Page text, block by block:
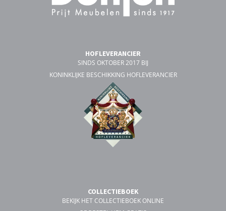
HOFLEVERANCIER
SINDS OKTOBER 2017 BIJ
KONINKLIJKE BESCHIKKING HOFLEVERANCIER
COLLECTIEBOEK
BEKIJK HET COLLECTIEBOEK ONLINE